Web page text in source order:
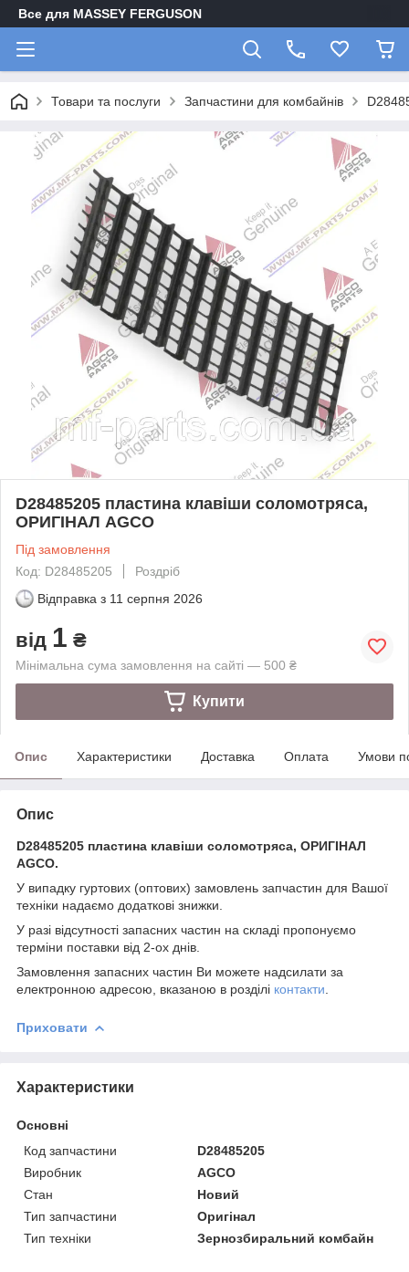
Все для MASSEY FERGUSON
Товари та послуги Запчастини для комбайнів
D28485205 пластина клавіши соломотряса,
ОРИГІНАЛ AGCO
Під замовлення
Код: D28485205
Роздріб
Відправка з 11 серпня 2026
від 1 ₴
Мінімальна сума замовлення на сайті — 500 ₴
Купити
Опис Характеристики Доставка Оплата Умови
Опис
D28485205 пластина клавіши соломотряса, ОРИГІНАЛ
AGCO.
У випадку гуртових (оптових) замовлень запчастин для Вашої
техніки надаємо додаткові знижки.
У разі відсутності запасних частин на складі пропонуємо
терміни поставки від 2-ох днів.
Замовлення запасних частин Ви можете надсилати за
електронною адресою, вказаною в розділі контакти
Приховати
Характеристики
Основні
Код запчастини
D28485205
Виробник
AGCO
Стан
Новий
Тип запчастини
Оригінал
Тип техніки
Зернозбиральний комбайн